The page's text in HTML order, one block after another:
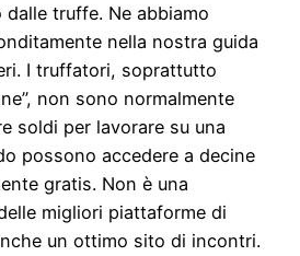
truffe. Ne abbiamo
nella nostra guida
I truffatori, soprattutto
non sono normalmente
soldi per lavorare su una
possono accedere a decine
gratis. Non è una
migliori piattaforme di
un ottimo sito di incontri.